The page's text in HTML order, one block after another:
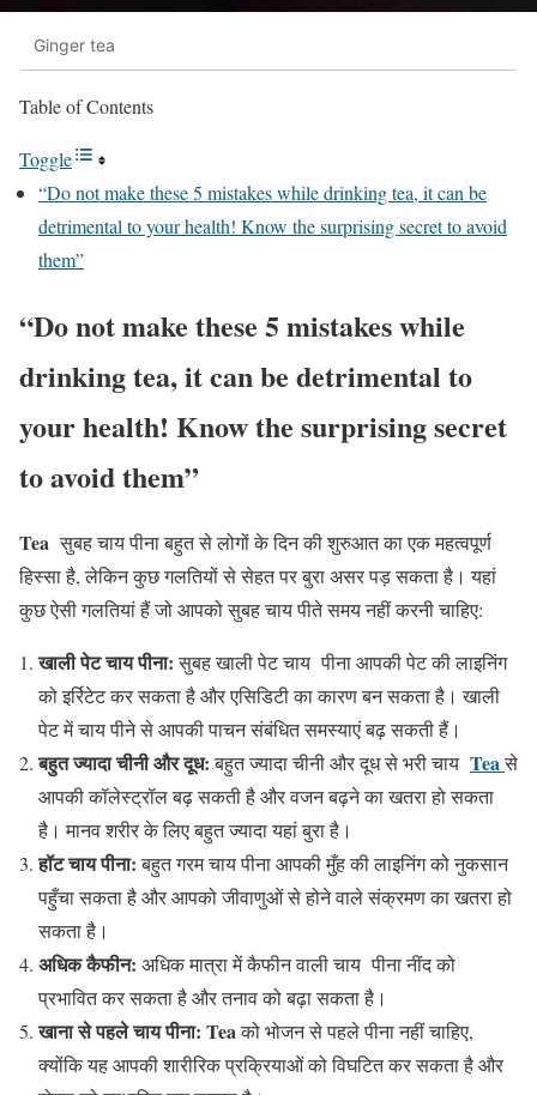
Ginger tea
Table of Contents
Toggle
“Do not make these 5 mistakes while drinking tea, it can be
detrimental to your health! Know the surprising secret to avoid
them”
“Do not make these 5 mistakes while
drinking tea, it can be detrimental to
your health! Know the surprising secret
to avoid them”
Tea सुबह चाय पीना बहुत से लोगों के दिन की शुरुआत का एक महत्वपूर्ण
हिस्सा है, लेकिन कुछ गलतियों से सेहत पर बुरा असर पड़ सकता है। यहां
कुछ ऐसी गलतियां हैं जो आपको सुबह चाय पीते समय नहीं करनी चाहिए:
खाली पेट चाय पीना:सुबह खाली पेट चाय पीना आपकी पेट की लाइनिंग
को इर्रिटेट कर सकता है और एसिडिटी का कारण बन सकता है। खाली
पेट में चाय पीने से आपकी पाचन संबंधित समस्याएं बढ़ सकती हैं।
बहुत ज्यादा चीनी और दूध:बहुत ज्यादा चीनी और दूध से भरी चाय Teaसे
आपकी कॉलेस्ट्रॉल बढ़ सकती है और वजन बढ़ने का खतरा हो सकता
है। मानव शरीर के लिए बहुत ज्यादा यहां बुरा है।
हॉट चाय पीना:बहुत गरम चाय पीना आपकी मुँह की लाइनिंग को नुकसान
पहुँचा सकता है और आपको जीवाणुओं से होने वाले संक्रमण का खतरा हो
सकता है।
अधिक कैफीन: अधिक मात्रा में कैफीन वाली चाय पीना नींद को
प्रभावित कर सकता है और तनाव को बढ़ा सकता है।
खाना से पहले चाय पीना: Teaको भोजन से पहले पीना नहीं चाहिए,
क्योंकि यह आपकी शारीरिक प्रक्रियाओं को विघटित कर सकता है और